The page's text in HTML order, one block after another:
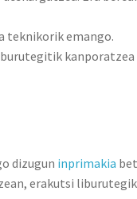
teknikorik emango.
kanporatzea
dizugun inprimakia
erakutsi